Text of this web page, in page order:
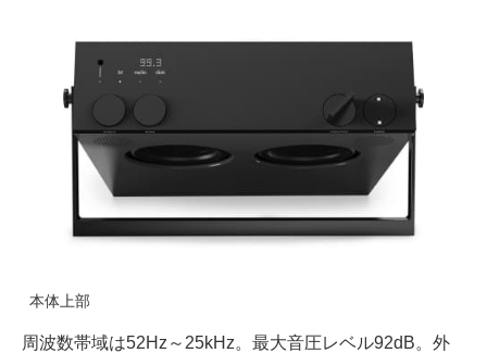
本体上部
周波数帯域は52Hz～25kHz。最大音圧レベル92dB。外